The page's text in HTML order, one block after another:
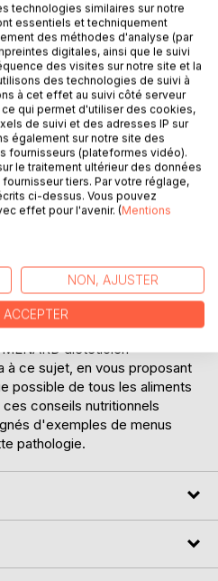
AU PANIER
de fructosémie, aussi
au fructose ? Ce livret
diététicien-
à ce sujet, en vous proposant
possible de tous les aliments
conseils nutritionnels
d'exemples de menus
pathologie.
technologies similaires sur notre
essentiels et techniquement
des méthodes d'analyse (par
digitales, ainsi que le suivi
des visites sur notre site et la
des technologies de suivi à
à cet effet au suivi côté serveur
qui permet d'utiliser des cookies,
de suivi et des adresses IP sur
également sur notre site des
fournisseurs (plateformes vidéo).
le traitement ultérieur des données
tiers. Par votre réglage,
ci-dessus. Vous pouvez
effet pour l'avenir. (Mentions
NON, AJUSTER